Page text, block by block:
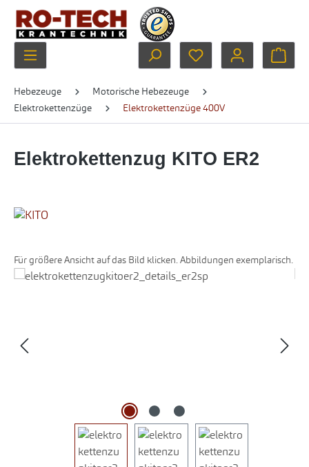
Zum Hauptinhalt springen
Du hast 0 Produkte
Hebezeuge
Motorische Hebezeuge
Elektrokettenzüge
Elektrokettenzüge 400V
Elektrokettenzug KITO ER2
Für größere Ansicht auf das Bild klicken. Abbildungen exemplarisch.
Bildergalerie überspringen